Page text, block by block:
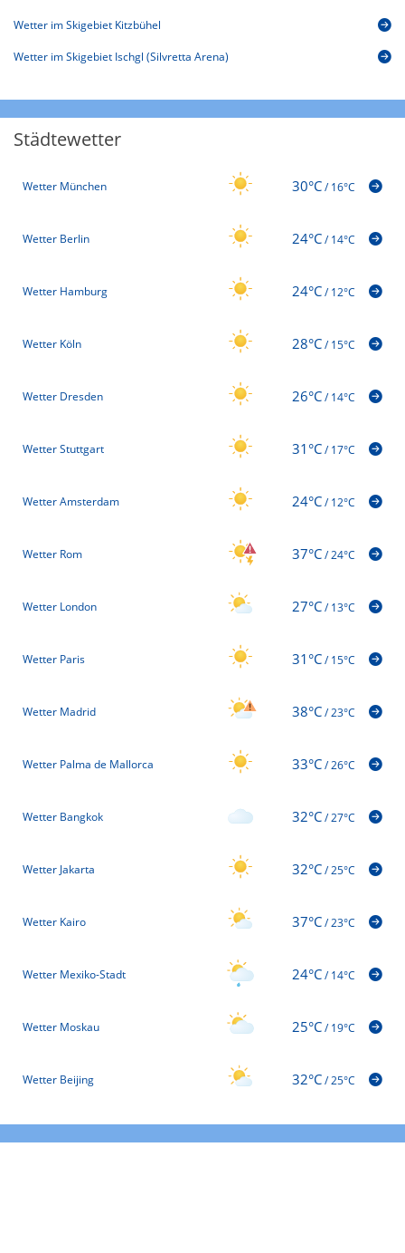
Wetter im Skigebiet Kitzbühel
Wetter im Skigebiet Ischgl (Silvretta Arena)
Städtewetter
Wetter München 30°C/16°C
Wetter Berlin 24°C/14°C
Wetter Hamburg 24°C/12°C
Wetter Köln 28°C/15°C
Wetter Dresden 26°C/14°C
Wetter Stuttgart 31°C/17°C
Wetter Amsterdam 24°C/12°C
Wetter Rom 37°C/24°C
Wetter London 27°C/13°C
Wetter Paris 31°C/15°C
Wetter Madrid 38°C/23°C
Wetter Palma de Mallorca 33°C/26°C
Wetter Bangkok 32°C/27°C
Wetter Jakarta 32°C/25°C
Wetter Kairo 37°C/23°C
Wetter Mexiko-Stadt 24°C/14°C
Wetter Moskau 25°C/19°C
Wetter Beijing 32°C/25°C